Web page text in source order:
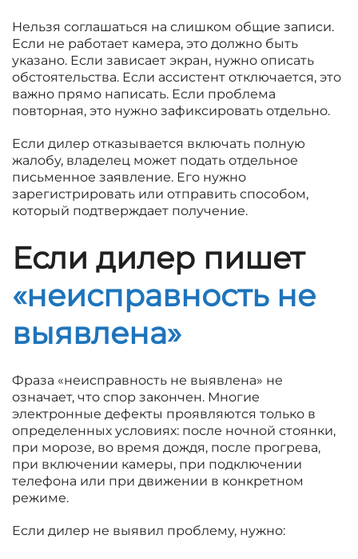
Нельзя соглашаться на слишком общие записи.
Если не работает камера, это должно быть
указано. Если зависает экран, нужно описать
обстоятельства. Если ассистент отключается, это
важно прямо написать. Если проблема
повторная, это нужно зафиксировать отдельно.
Если дилер отказывается включать полную
жалобу, владелец может подать отдельное
письменное заявление. Его нужно
зарегистрировать или отправить способом,
который подтверждает получение.
Если дилер пишет
«неисправность не
выявлена»
Фраза «неисправность не выявлена» не
означает, что спор закончен. Многие
электронные дефекты проявляются только в
определенных условиях: после ночной стоянки,
при морозе, во время дождя, после прогрева,
при включении камеры, при подключении
телефона или при движении в конкретном
режиме.
Если дилер не выявил проблему, нужно: